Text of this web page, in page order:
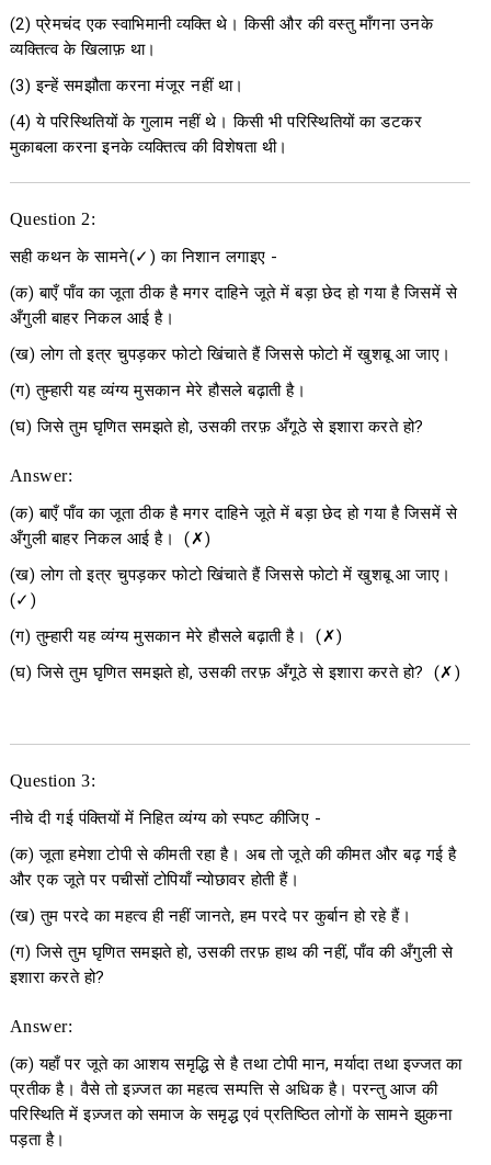
(2) प्रेमचंद एक स्वाभिमानी व्यक्ति थे। किसी और की वस्तु माँगना उनके
व्यक्तित्व के खिलाफ़ था।
(3) इन्हें समझौता करना मंजूर नहीं था।
(4) ये परिस्थितियों के गुलाम नहीं थे। किसी भी परिस्थितियों का डटकर
मुकाबला करना इनके व्यक्तित्व की विशेषता थी।
Question 2:
सही कथन के सामने(✓) का निशान लगाइए -
(क) बाएँ पाँव का जूता ठीक है मगर दाहिने जूते में बड़ा छेद हो गया है जिसमें से
अँगुली बाहर निकल आई है।
(ख) लोग तो इत्र चुपड़कर फोटो खिंचाते हैं जिससे फोटो में खुशबू आ जाए।
(ग) तुम्हारी यह व्यंग्य मुसकान मेरे हौसले बढ़ाती है।
(घ) जिसे तुम घृणित समझते हो, उसकी तरफ़ अँगूठे से इशारा करते हो?
Answer:
(क) बाएँ पाँव का जूता ठीक है मगर दाहिने जूते में बड़ा छेद हो गया है जिसमें से
अँगुली बाहर निकल आई है। (✗)
(ख) लोग तो इत्र चुपड़कर फोटो खिंचाते हैं जिससे फोटो में खुशबू आ जाए।
(✓)
(ग) तुम्हारी यह व्यंग्य मुसकान मेरे हौसले बढ़ाती है। (✗)
(घ) जिसे तुम घृणित समझते हो, उसकी तरफ़ अँगूठे से इशारा करते हो? (✗)
Question 3:
नीचे दी गई पंक्तियों में निहित व्यंग्य को स्पष्ट कीजिए -
(क) जूता हमेशा टोपी से कीमती रहा है। अब तो जूते की कीमत और बढ़ गई है
और एक जूते पर पचीसों टोपियाँ न्योछावर होती हैं।
(ख) तुम परदे का महत्व ही नहीं जानते, हम परदे पर कुर्बान हो रहे हैं।
(ग) जिसे तुम घृणित समझते हो, उसकी तरफ़ हाथ की नहीं, पाँव की अँगुली से
इशारा करते हो?
Answer:
(क) यहाँ पर जूते का आशय समृद्धि से है तथा टोपी मान, मर्यादा तथा इज्जत का
प्रतीक है। वैसे तो इज़्जत का महत्व सम्पत्ति से अधिक है। परन्तु आज की
परिस्थिति में इज़्जत को समाज के समृद्ध एवं प्रतिष्ठित लोगों के सामने झुकना
पड़ता है।